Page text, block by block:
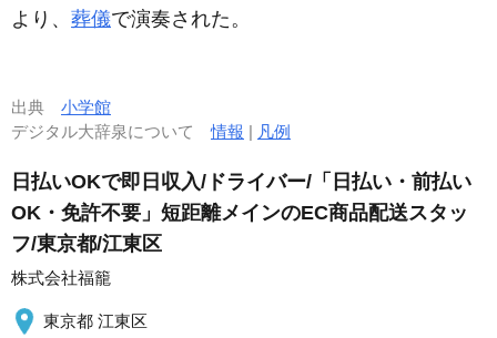
より、 葬儀で演奏された。
出典 小学館
デジタル大辞泉について情報 | 凡例
日払いOKで即日収入/ドライバー/「日払い・前払い
OK・免許不要」短距離メインのEC商品配送スタッ
フ/東京都/江東区
株式会社福籠
東京都 江東区